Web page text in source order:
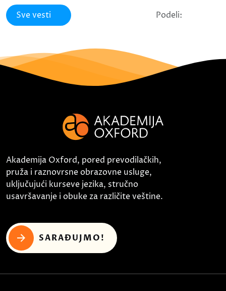
Sve vesti Podeli:
Akademija Oxford, pored prevodilačkih,
pruža i raznovrsne obrazovne usluge,
uključujući kurseve jezika, stručno
usavršavanje i obuke za različite veštine.
SARAĐUJMO!